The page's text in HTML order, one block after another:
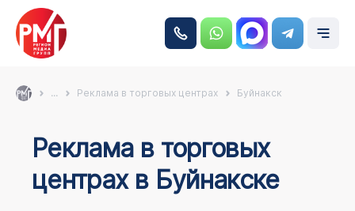
... Реклама в торговых центрах Буйнакск
Реклама в торговых
центрах в Буйнакске